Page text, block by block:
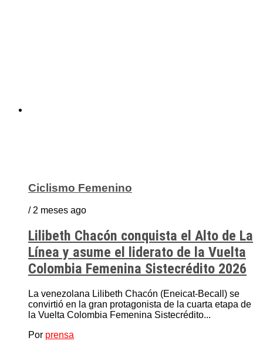
Ciclismo Femenino
/ 2 meses ago
Lilibeth Chacón conquista el Alto de La
Línea y asume el liderato de la Vuelta
Colombia Femenina Sistecrédito 2026
La venezolana Lilibeth Chacón (Eneicat-Becall) se
convirtió en la gran protagonista de la cuarta etapa de
la Vuelta Colombia Femenina Sistecrédito...
Por prensa